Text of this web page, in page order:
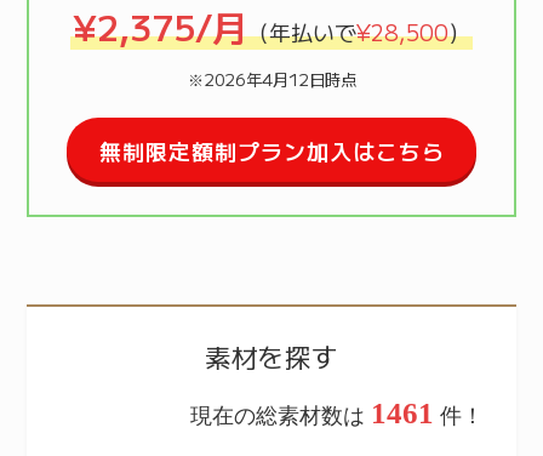
¥2,375/月（年払いで¥28,500）
※2026年4月12日時点
無制限定額制プラン加入はこちら
素材を探す
現在の総素材数は 1461 件！